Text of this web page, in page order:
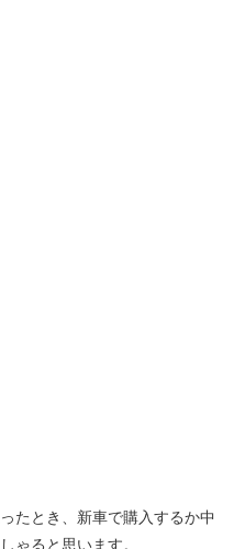
たとき、新車で購入するか中
ゃると思います。